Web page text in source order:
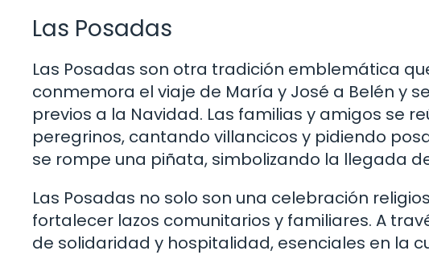
Las Posadas
Las Posadas son otra tradición emblemática
conmemora el viaje de María y José a Belén y
previos a la Navidad. Las familias y amigos se
peregrinos, cantando villancicos y pidiendo
se rompe una piñata, simbolizando la llegada
Las Posadas no solo son una celebración
fortalecer lazos comunitarios y familiares. A
de solidaridad y hospitalidad, esenciales en la